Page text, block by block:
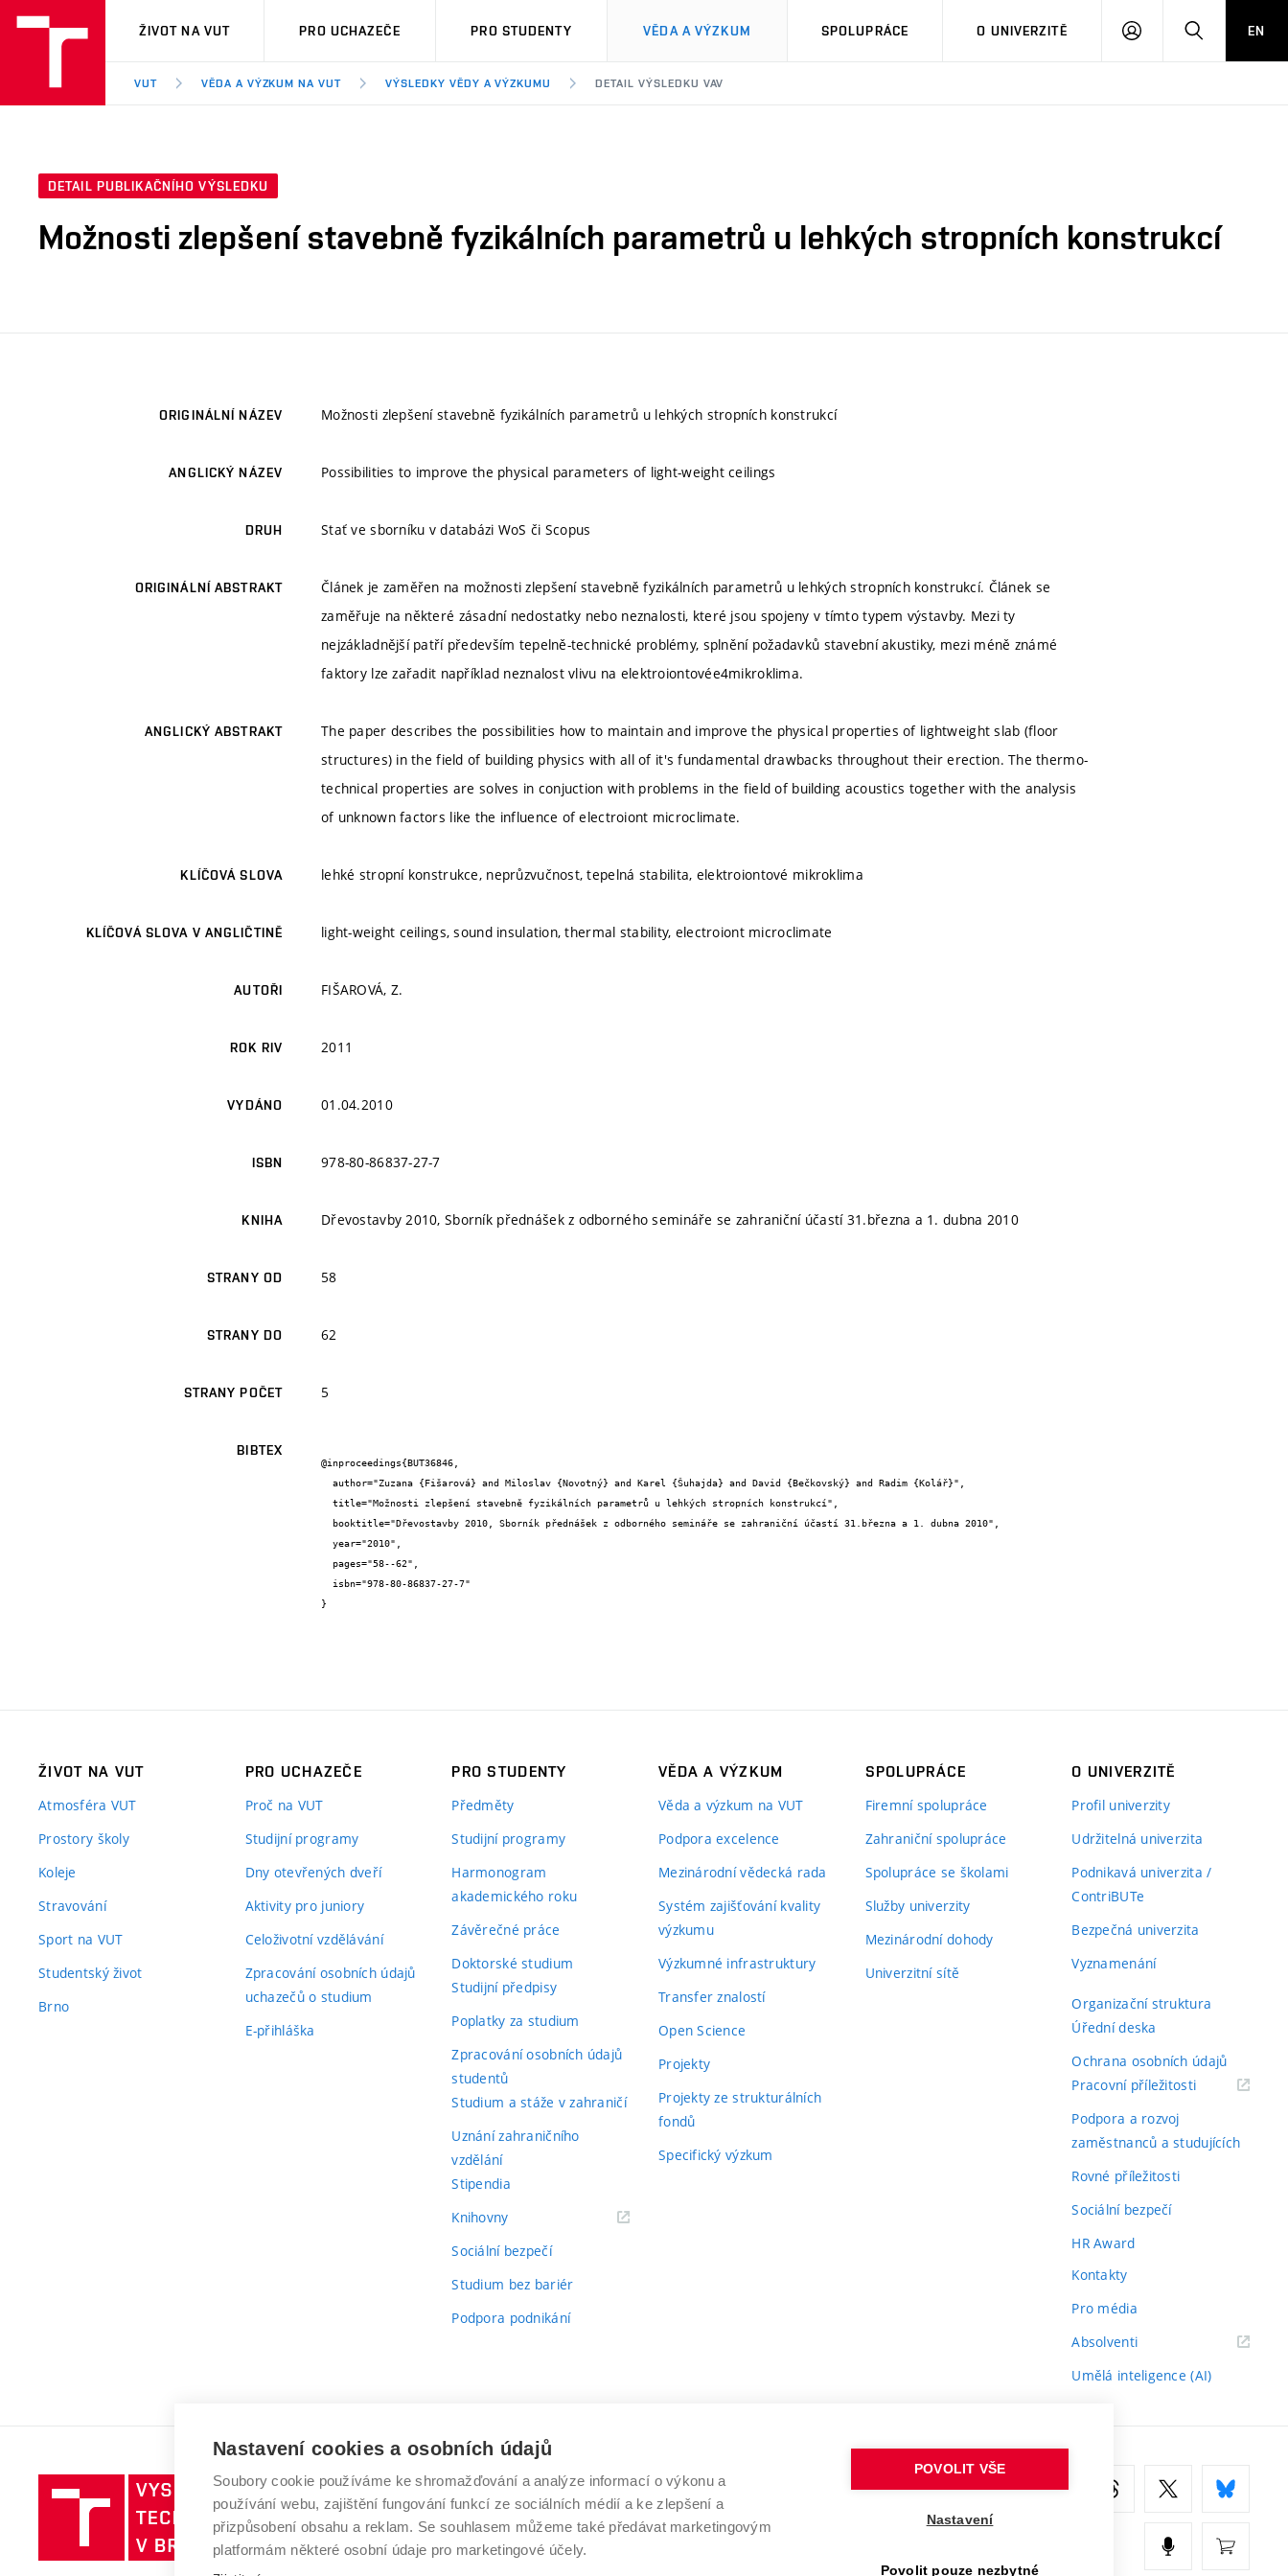
VUT
ŽIVOT NA VUT PRO UCHAZEČE PRO STUDENTY VĚDA A VÝZKUM SPOLUPRÁCE O UNIVERZITĚ
PŘIHLÁSIT HLEDATEN
VUT VĚDA A VÝZKUM NA VUT VÝSLEDKY VĚDY A VÝZKUMU DETAIL VÝSLEDKU VAV
DETAIL PUBLIKAČNÍHO VÝSLEDKU
Možnosti zlepšení stavebně fyzikálních parametrů u lehkých stropních konstrukcí
ORIGINÁLNÍ NÁZEV Možnosti zlepšení stavebně fyzikálních parametrů u lehkých stropních konstrukcí
ANGLICKÝ NÁZEV Possibilities to improve the physical parameters of light-weight ceilings
DRUH Stať ve sborníku v databázi WoS či Scopus
ORIGINÁLNÍ ABSTRAKT
Článek je zaměřen na možnosti zlepšení stavebně fyzikálních parametrů u lehkých stropních konstrukcí. Článek se
zaměřuje na některé zásadní nedostatky nebo neznalosti, které jsou spojeny v tímto typem výstavby. Mezi ty
nejzákladnější patří především tepelně-technické problémy, splnění požadavků stavební akustiky, mezi méně známé
faktory lze zařadit například neznalost vlivu na elektroiontovée4mikroklima.
ANGLICKÝ ABSTRAKT
The paper describes the possibilities how to maintain and improve the physical properties of lightweight slab (floor
structures) in the field of building physics with all of it's fundamental drawbacks throughout their erection. The thermo-
technical properties are solves in conjuction with problems in the field of building acoustics together with the analysis
of unknown factors like the influence of electroiont microclimate.
KLÍČOVÁ SLOVA lehké stropní konstrukce, neprůzvučnost, tepelná stabilita, elektroiontové mikroklima
KLÍČOVÁ SLOVA V ANGLIČTINĚ light-weight ceilings, sound insulation, thermal stability, electroiont microclimate
AUTOŘI FIŠAROVÁ, Z.
ROK RIV 2011
VYDÁNO 01.04.2010
ISBN 978-80-86837-27-7
KNIHA Dřevostavby 2010, Sborník přednášek z odborného semináře se zahraniční účastí 31.března a 1. dubna 2010
STRANY OD 58
STRANY DO 62
STRANY POČET 5
BIBTEX
@inproceedings{BUT36846,
}
ŽIVOT NA VUT
Atmosféra VUT
Prostory školy
Koleje
Stravování
Sport na VUT
Studentský život
Brno
PRO UCHAZEČE
Proč na VUT
Studijní programy
Dny otevřených dveří
Aktivity pro juniory
Celoživotní vzdělávání
Zpracování osobních údajů
uchazečů o studium
E-přihláška
PRO STUDENTY
Předměty
Studijní programy
Harmonogram
akademického roku
Závěrečné práce
Doktorské studium
Studijní předpisy
Poplatky za studium
Zpracování osobních údajů
studentů
Studium a stáže v zahraničí
Uznání zahraničního
vzdělání
Stipendia
Knihovny(externí
Sociální bezpečí
Studium bez bariér
Podpora podnikání
VĚDA A VÝZKUM
Věda a výzkum na VUT
Podpora excelence
Mezinárodní vědecká rada
Systém zajišťování kvality
výzkumu
Výzkumné infrastruktury
Transfer znalostí
Open Science
Projekty
Projekty ze strukturálních
fondů
Specifický výzkum
SPOLUPRÁCE
Firemní spolupráce
Zahraniční spolupráce
Spolupráce se školami
Služby univerzity
Mezinárodní dohody
Univerzitní sítě
O UNIVERZITĚ
Profil univerzity
Udržitelná univerzita
Podnikavá univerzita /
ContriBUTe
Bezpečná univerzita
Vyznamenání
Organizační struktura
Úřední deska
Ochrana osobních údajů
Pracovní příležitosti(externí
Podpora a rozvoj
zaměstnanců a studujících
Rovné příležitosti
Sociální bezpečí
HR Award
Kontakty
Pro média
Absolventi(externí
Umělá inteligence (AI)
Vysoké
učení
technické
v
VYSOKÉ UČENÍ TECHNICKÉ V BRNĚ
Antonínská 548/1
602 00 Brno
www.vut.cz
Nastavení cookies a osobních údajů
Soubory cookie používáme ke shromažďování a analýze informací o výkonu a
používání webu, zajištění fungování funkcí ze sociálních médií a ke zlepšení a
přizpůsobení obsahu a reklam. Se souhlasem můžeme také předávat marketingovým
platformám některé osobní údaje pro marketingové účely.
POVOLIT VŠE
Nastavení
Povolit pouze nezbytné